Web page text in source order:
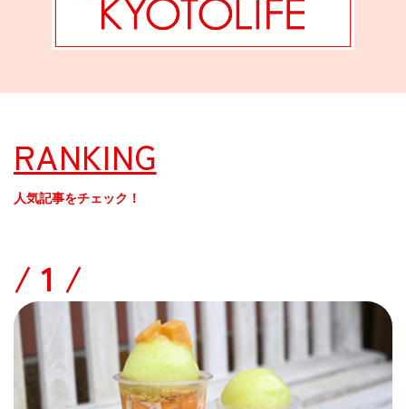
RANKING
人気記事をチェック！
/